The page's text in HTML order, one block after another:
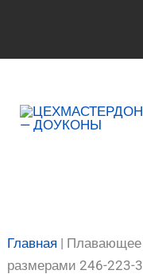
содержимому
Главная | Плавающее
размерами 246-223-
Плавающее
с